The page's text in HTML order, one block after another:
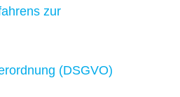
zur
(DSGVO)